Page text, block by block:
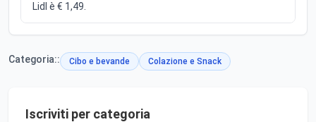
Lidl è € 1,49.
Categoria:: Cibo e bevande Colazione e Snack
Iscriviti per categoria